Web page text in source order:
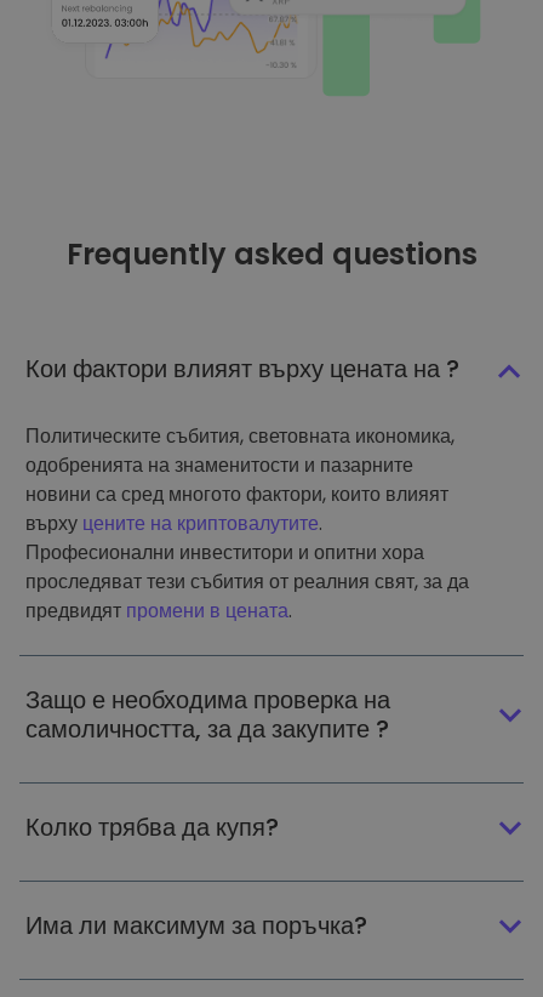
Frequently asked questions
Кои фактори влияят върху цената на ?
Политическите събития, световната икономика,
одобренията на знаменитости и пазарните
новини са сред многото фактори, които влияят
върху цените на криптовалутите.
Професионални инвеститори и опитни хора
проследяват тези събития от реалния свят, за да
предвидят промени в цената.
Защо е необходима проверка на
самоличността, за да закупите ?
Колко трябва да купя?
Има ли максимум за поръчка?